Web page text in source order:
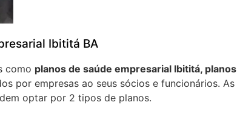
Ibititá BA
como planos de saúde empresarial Ibititá, planos
por empresas ao seus sócios e funcionários. As
optar por 2 tipos de planos.